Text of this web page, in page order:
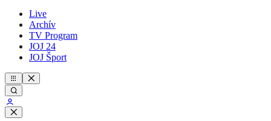
Live
Archív
TV Program
JOJ 24
JOJ Šport